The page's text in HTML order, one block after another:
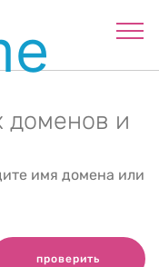
доменов и
имя домена или
проверить